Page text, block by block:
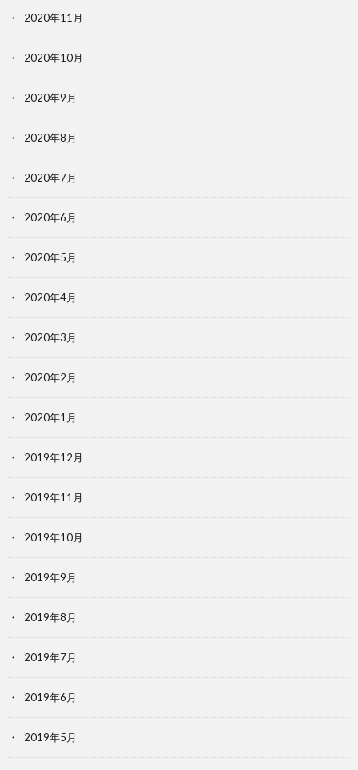
2020年11月
2020年10月
2020年9月
2020年8月
2020年7月
2020年6月
2020年5月
2020年4月
2020年3月
2020年2月
2020年1月
2019年12月
2019年11月
2019年10月
2019年9月
2019年8月
2019年7月
2019年6月
2019年5月